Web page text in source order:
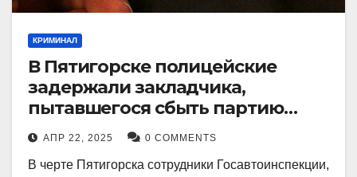
КРИМИНАЛ
В Пятигорске полицейские
задержали закладчика,
пытавшегося сбыть партию
синтетического наркотика
АПР 22, 2025 0 COMMENTS
В черте Пятигорска сотрудники Госавтоинспекции,